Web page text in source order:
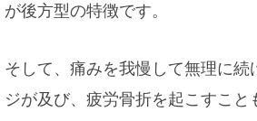
が後方型の特徴です。
そして、痛みを我慢して無理に続
ジが及び、疲労骨折を起こすこと